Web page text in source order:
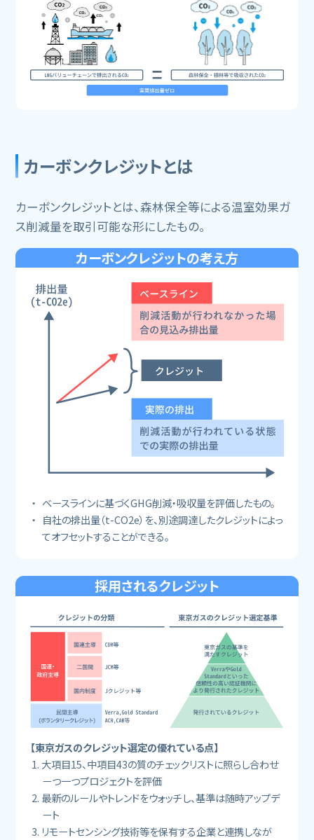
カーボンクレジットとは
カーボンクレジットとは、森林保全等による温室効果ガ
ス削減量を取引可能な形にしたもの。
カーボンクレジットの考え方
ベースラインに基づくGHG削減・吸収量を評価したもの。
自社の排出量（t-CO2e）を、別途調達したクレジットによっ
てオフセットすることができる。
採用されるクレジット
【東京ガスのクレジット選定の優れている点】
大項目15、中項目43の質のチェックリストに照らし合わせ
ーつ一つプロジェクトを評価
最新のルールやトレンドをウォッチし、基準は随時アップデ
ート
リモートセンシング技術等を保有する企業と連携しなが